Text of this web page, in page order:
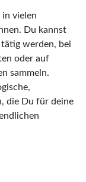
vielen
Du kannst
werden, bei
oder auf
sammeln.
die Du für deine